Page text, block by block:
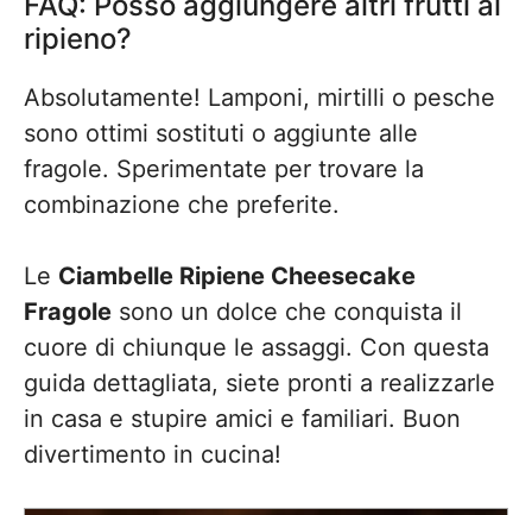
ripieno?
Absolutamente! Lamponi, mirtilli o pesche
sono ottimi sostituti o aggiunte alle
fragole. Sperimentate per trovare la
combinazione che preferite.
Le Ciambelle Ripiene Cheesecake
Fragole sono un dolce che conquista il
cuore di chiunque le assaggi. Con questa
guida dettagliata, siete pronti a realizzarle
in casa e stupire amici e familiari. Buon
divertimento in cucina!